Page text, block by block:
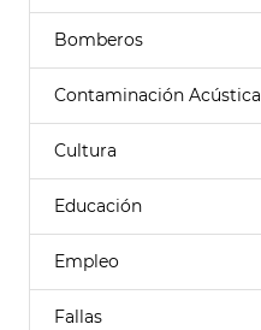
Bomberos
Contaminación Acústica
Cultura
Educación
Empleo
Fallas